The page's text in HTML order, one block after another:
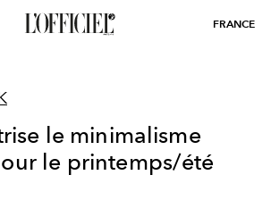
FRANCE
le minimalisme
le printemps/été